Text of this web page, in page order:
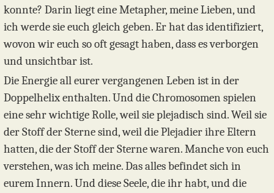
konnte? Darin liegt eine Metapher, meine Lieben, und
ich werde sie euch gleich geben. Er hat das identifiziert,
wovon wir euch so oft gesagt haben, dass es verborgen
und unsichtbar ist.
Die Energie all eurer vergangenen Leben ist in der
Doppelhelix enthalten. Und die Chromosomen spielen
eine sehr wichtige Rolle, weil sie plejadisch sind. Weil sie
der Stoff der Sterne sind, weil die Plejadier ihre Eltern
hatten, die der Stoff der Sterne waren. Manche von euch
verstehen, was ich meine. Das alles befindet sich in
eurem Innern. Und diese Seele, die ihr habt, und die